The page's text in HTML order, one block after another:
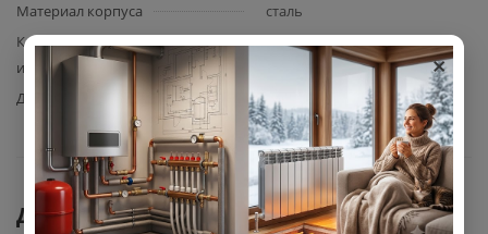
Материал корпуса
сталь
Класс точности по показателям
измерителя
1,6
Диаметр 50
Документы
×